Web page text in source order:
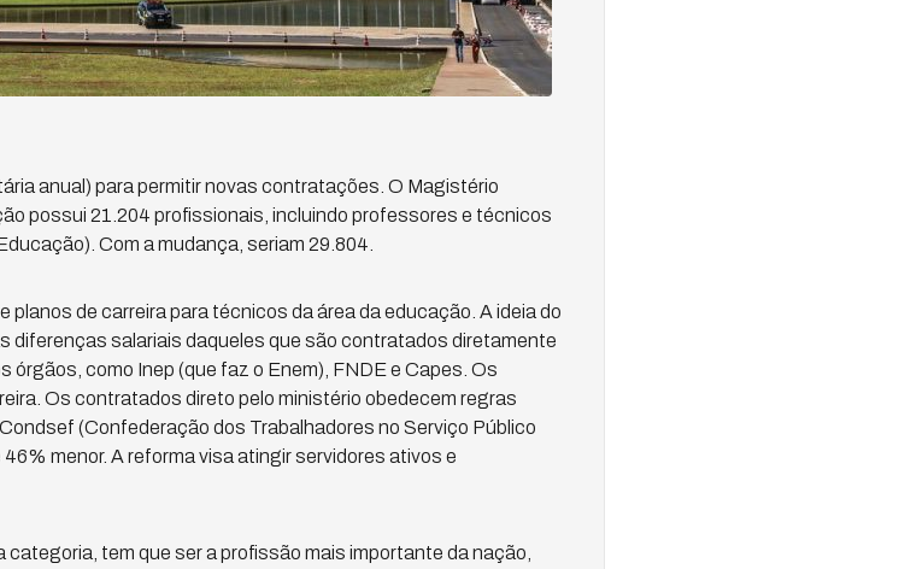
anual) para permitir novas contratações. O Magistério
possui 21.204 profissionais, incluindo professores e técnicos
Com a mudança, seriam 29.804.
planos de carreira para técnicos da área da educação. A ideia do
diferenças salariais daqueles que são contratados diretamente
órgãos, como Inep (que faz o Enem), FNDE e Capes. Os
Os contratados direto pelo ministério obedecem regras
(Confederação dos Trabalhadores no Serviço Público
menor. A reforma visa atingir servidores ativos e
tem que ser a profissão mais importante da nação,